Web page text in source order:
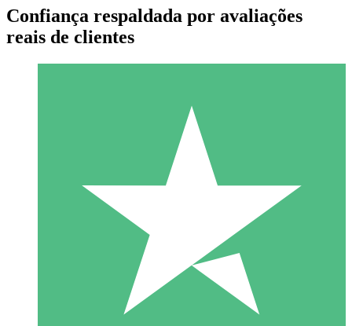
Pacotes de Créditos Individuais
Pague conforme o uso com créditos de download. Sem
1000
Confiança respaldada por avaliações
reais de clientes